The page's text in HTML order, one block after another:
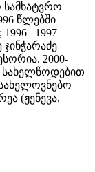
სამხატვრო
წლებში
–1997
2000-
სახელწოდებით
(ჟენევა,